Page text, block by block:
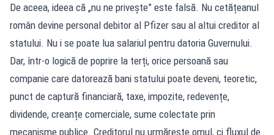
De aceea, ideea că „nu ne privește” este falsă. Nu cetățeanul
român devine personal debitor al Pfizer sau al altui creditor al
statului. Nu i se poate lua salariul pentru datoria Guvernului.
Dar, într-o logică de poprire la terți, orice persoană sau
companie care datorează bani statului poate deveni, teoretic,
punct de captură financiară, taxe, impozite, redevențe,
dividende, creanțe comerciale, sume colectate prin
mecanisme publice. Creditorul nu urmărește omul, ci fluxul de